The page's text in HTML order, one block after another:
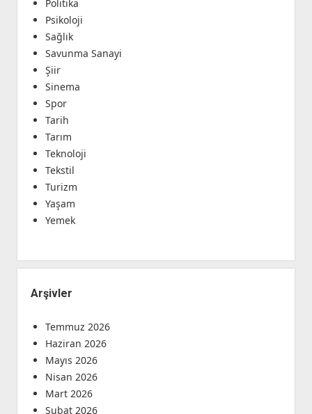
Politika
Psikoloji
Sağlık
Savunma Sanayi
Şiir
Sinema
Spor
Tarih
Tarım
Teknoloji
Tekstil
Turizm
Yaşam
Yemek
Arşivler
Temmuz 2026
Haziran 2026
Mayıs 2026
Nisan 2026
Mart 2026
Şubat 2026